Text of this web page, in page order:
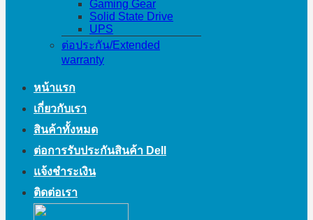
Gaming Gear
Solid State Drive
UPS
ต่อประกัน/Extended
warranty
หน้าแรก
เกี่ยวกับเรา
สินค้าทั้งหมด
ต่อการรับประกันสินค้า Dell
แจ้งชำระเงิน
ติดต่อเรา